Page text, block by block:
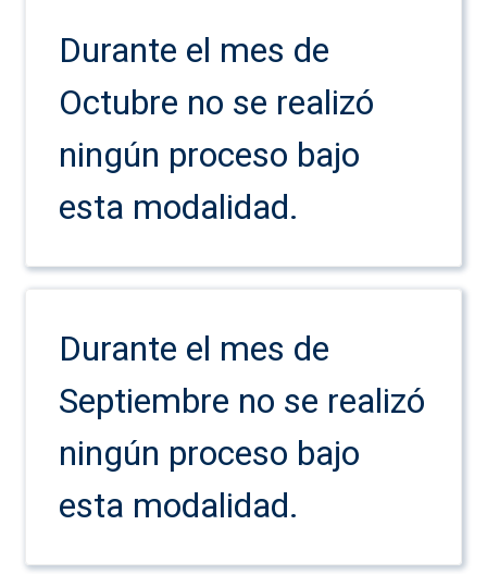
Durante el mes de
Octubre no se realizó
ningún proceso bajo
esta modalidad.
Durante el mes de
Septiembre no se realizó
ningún proceso bajo
esta modalidad.